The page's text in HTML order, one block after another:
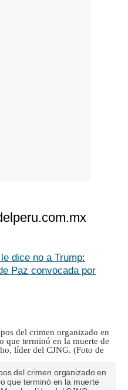
dice no a Trump:
Paz convocada por
del crimen organizado en
que terminó en la muerte